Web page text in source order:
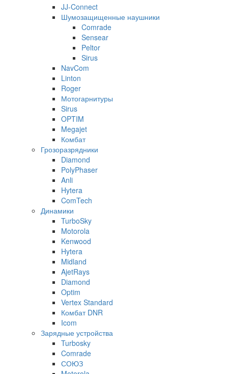
JJ-Connect
Шумозащищенные наушники
Comrade
Sensear
Peltor
Sirus
NavCom
Linton
Roger
Мотогарнитуры
Sirus
OPTIM
Megajet
Комбат
Грозоразрядники
Diamond
PolyPhaser
Anli
Hytera
ComTech
Динамики
TurboSky
Motorola
Kenwood
Hytera
Midland
AjetRays
Diamond
Optim
Vertex Standard
Комбат DNR
Icom
Зарядные устройства
Turbosky
Comrade
СОЮЗ